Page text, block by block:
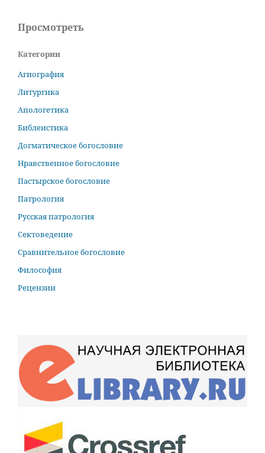
Просмотреть
Категории
Агиография
Литургика
Апологетика
Библеистика
Догматическое богословие
Нравственное богословие
Пастырское богословие
Патрология
Русская патрология
Сектоведение
Сравнительное богословие
Философия
Рецензии